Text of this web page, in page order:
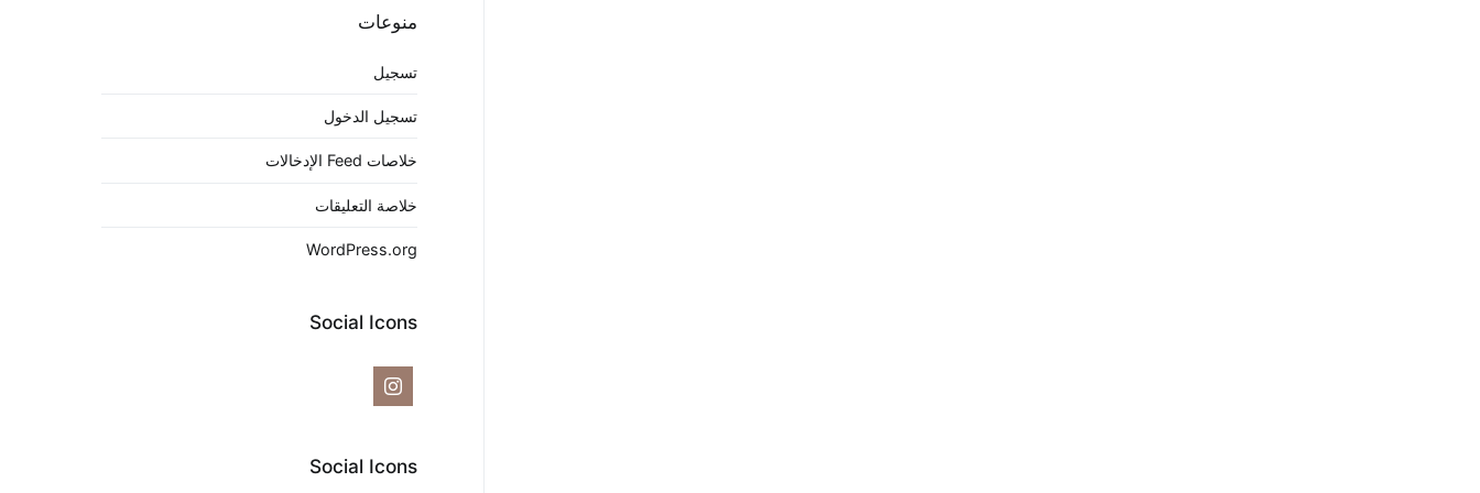
منوعات
تسجيل
تسجيل الدخول
خلاصات Feed الإدخالات
خلاصة التعليقات
WordPress.org
Social Icons
Social Icons